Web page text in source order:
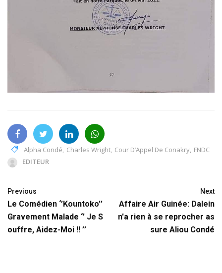
Alpha Condé, Charles Wright, Cour D’Appel De Conakry, FNDC
EDITEUR
Previous
Le Comédien ‘’Kountoko’’
Gravement Malade ‘’ Je S
ouffre, Aidez-Moi !! ’’
Next
Affaire Air Guinée: Dalein
n'a rien à se reprocher as
sure Aliou Condé